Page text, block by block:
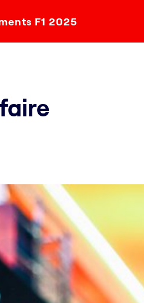
F1 2025